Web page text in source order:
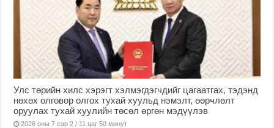
Улс төрийн хилс хэрэгт хэлмэгдэгчдийг цагаатгах, тэдэнд
нөхөх олговор олгох тухай хуульд нэмэлт, өөрчлөлт
оруулах тухай хуулийн төсөл өргөн мэдүүлэв
2026 оны 7 сар 2 / 11 цаг 50 минут